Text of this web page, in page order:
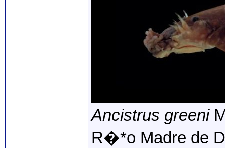
Ancistrus greeni
R�*o Madre de